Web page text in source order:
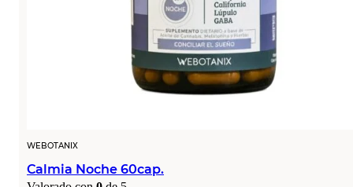
WEBOTANIX
Calmia Noche 60cap.